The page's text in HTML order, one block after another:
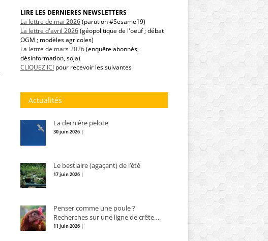
LIRE LES DERNIERES NEWSLETTERS
La lettre de mai 2026(parution #Sesame19)
La lettre d'avril 2026(géopolitique de l'oeuf ; débat
OGM ; modèles agricoles)
La lettre de mars 2026(enquête abonnés,
désinformation, soja)
CLIQUEZ ICI pour recevoir les suivantes
Actualités
La dernière pelote
30 juin 2026 |
Le bestiaire (agaçant) de l’été
17 juin 2026 |
Penser comme une poule ?
Recherches sur une ligne de crête….
11 juin 2026 |